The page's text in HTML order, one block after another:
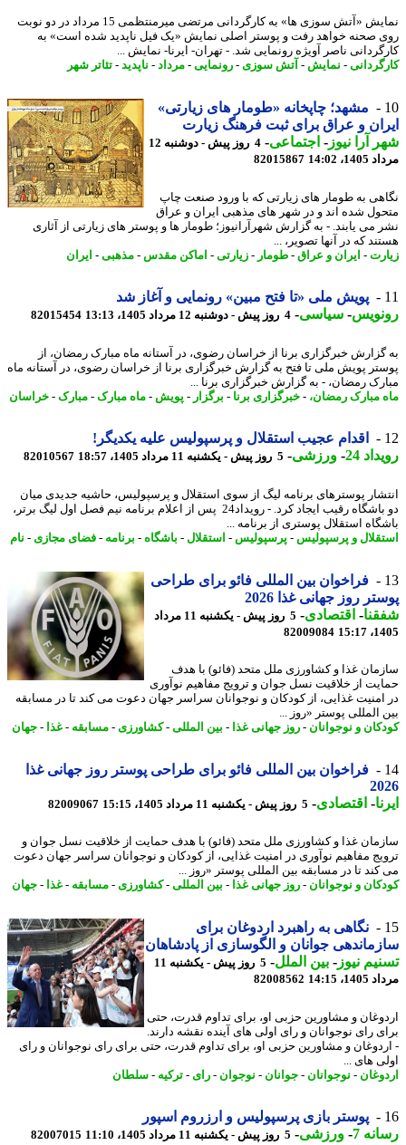
نمایش «آتش سوزی ها» به کارگردانی مرتضی میرمنتظمی 15 مرداد در دو نوبت
صحنه خواهد رفت و پوستر اصلی نمایش «یک فیل ناپدید شده است» به
ناصر آویژه رونمایی شد. - تهران- ایرنا- نمایش ...
- نمایش-آتش سوزی- رونمایی-مرداد-ناپدید-تئاتر شهر
مشهد؛ چاپخانه «طومار های زیارتی»
و عراق برای ثبت فرهنگ زیارت
آرا نیوز-اجتماعی-
4 روز پیش - دوشنبه 12
14:02
82015867
به طومار های زیارتی که با ورود صنعت چاپ
شده اند و در شهر های مذهبی ایران و عراق
می یابند. - به گزارش شهرآرانیوز؛ طومار ها و پوستر های زیارتی از آثاری
که در آنها تصویر، ...
- ایران و عراق- طومار-زیارتی-اماکن مقدس-مذهبی-ایران
پویش ملی «تا فتح مبین» رونمایی و آغاز شد
-سیاسی-4 روز پیش - دوشنبه 12 مرداد 1405، 13:13 82015454
خبرگزاری برنا از خراسان رضوی، در آستانه ماه مبارک رمضان، از
پویش ملی تا فتح به گزارش خبرگزاری برنا از خراسان رضوی، در آستانه ماه
رمضان، - به گزارش خبرگزاری برنا ...
مبارک رمضان،-خبرگزاری برنا-برگزار - پویش-ماه مبارک- مبارک- خراسان
اقدام عجیب استقلال و پرسپولیس علیه یکدیگر!
24
-ورزشی-5 روز پیش - یکشنبه 11 مرداد 1405، 18:57 82010567
پوسترهای برنامه لیگ از سوی استقلال و پرسپولیس، حاشیه جدیدی میان
دو باشگاه رقیب ایجاد کرد. - رویداد24 پس از اعلام برنامه نیم فصل اول لیگ برتر،
استقلال پوستری از برنامه ...
و پرسپولیس-پرسپولیس-استقلال-باشگاه-برنامه -فضای مجازی- نام
فراخوان بین المللی فائو برای طراحی
روز جهانی غذا 2026
-اقتصادی-
5 روز پیش - یکشنبه 11 مرداد
82009084
غذا و کشاورزی ملل متحد (فائو) با هدف
از خلاقیت نسل جوان و ترویج مفاهیم نوآوری
غذایی، از کودکان و نوجوانان سراسر جهان دعوت می کند تا در مسابقه
المللی پوستر «روز ...
و نوجوانان-روز جهانی غذا-بین المللی-کشاورزی- مسابقه-غذا-جهان
فراخوان بین المللی فائو برای طراحی پوستر روز جهانی غذا
-اقتصادی-5 روز پیش - یکشنبه 11 مرداد 1405، 15:15 82009067
غذا و کشاورزی ملل متحد (فائو) با هدف حمایت از خلاقیت نسل جوان و
مفاهیم نوآوری در امنیت غذایی، از کودکان و نوجوانان سراسر جهان دعوت
تا در مسابقه بین المللی پوستر «روز ...
و نوجوانان-روز جهانی غذا-بین المللی-کشاورزی- مسابقه-غذا-جهان
نگاهی به راهبرد اردوغان برای
جوانان و الگوسازی از پادشاهان
نیوز-بین الملل-
5 روز پیش - یکشنبه 11
14:15
82008562
و مشاورین حزبی او، برای تداوم قدرت، حتی
رای نوجوانان و رای اولی های آینده نقشه دارند.
و مشاورین حزبی او، برای تداوم قدرت، حتی برای رای نوجوانان و رای
های ...
-نوجوانان-جوانان-نوجوان- رای- ترکیه-سلطان
پوستر بازی پرسپولیس و ارزروم اسپور
7
-ورزشی-5 روز پیش - یکشنبه 11 مرداد 1405، 11:10 82007015